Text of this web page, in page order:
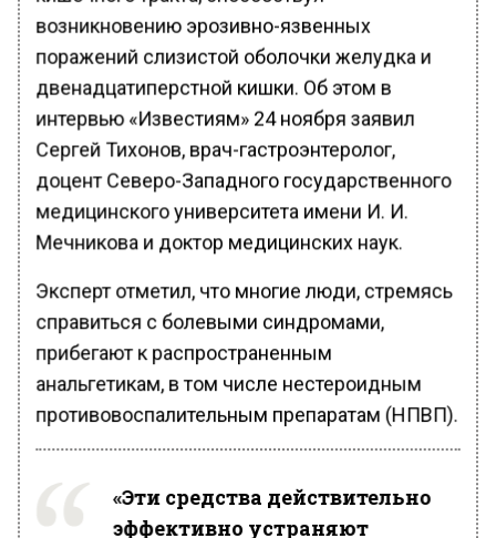
возникновению эрозивно-язвенных
поражений слизистой оболочки желудка и
двенадцатиперстной кишки. Об этом в
интервью «Известиям» 24 ноября заявил
Сергей Тихонов, врач-гастроэнтеролог,
доцент Северо-Западного государственного
медицинского университета имени И. И.
Мечникова и доктор медицинских наук.
Эксперт отметил, что многие люди, стремясь
справиться с болевыми синдромами,
прибегают к распространенным
анальгетикам, в том числе нестероидным
противовоспалительным препаратам (НПВП).
«Эти средства действительно
эффективно устраняют